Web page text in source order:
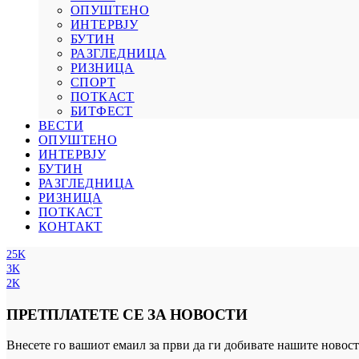
ОПУШТЕНО
ИНТЕРВЈУ
БУТИН
РАЗГЛЕДНИЦА
РИЗНИЦА
СПОРТ
ПОТКАСТ
БИТФЕСТ
ВЕСТИ
ОПУШТЕНО
ИНТЕРВЈУ
БУТИН
РАЗГЛЕДНИЦА
РИЗНИЦА
ПОТКАСТ
КОНТАКТ
25K
3K
2K
ПРЕТПЛАТЕТЕ СЕ ЗА НОВОСТИ
Внесете го вашиот емаил за први да ги добивате нашите